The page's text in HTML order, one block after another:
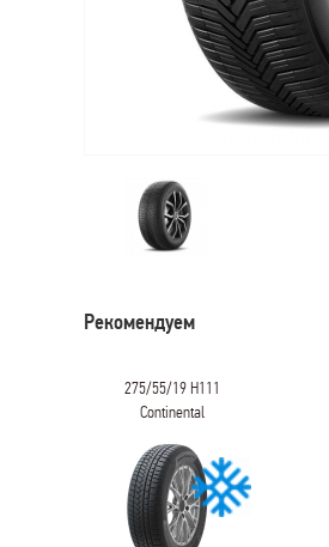
Рекомендуем
275/55/19 T111
Hankook Winter i*cept X